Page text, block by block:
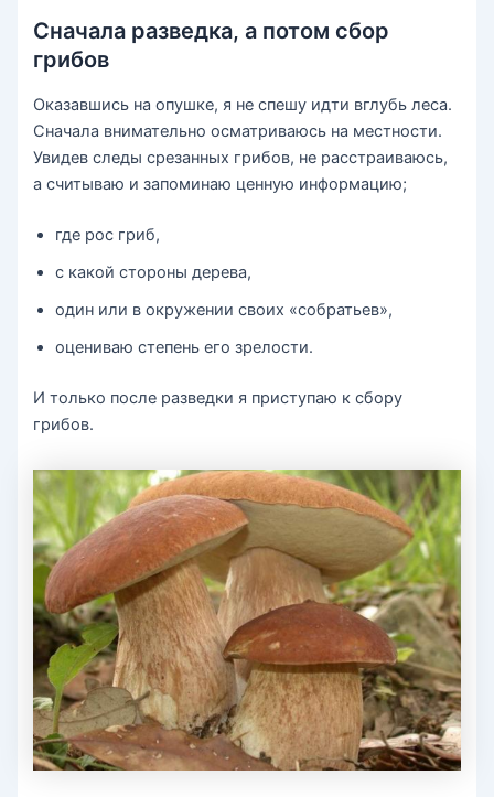
Сначала разведка, а потом сбор
грибов
Оказавшись на опушке, я не спешу идти вглубь леса.
Сначала внимательно осматриваюсь на местности.
Увидев следы срезанных грибов, не расстраиваюсь,
а считываю и запоминаю ценную информацию;
где рос гриб,
с какой стороны дерева,
один или в окружении своих «собратьев»,
оцениваю степень его зрелости.
И только после разведки я приступаю к сбору
грибов.